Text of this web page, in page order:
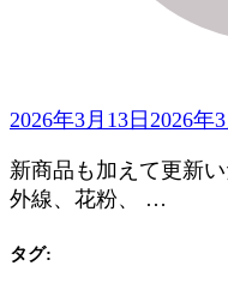
2026年3月13日 2026年
新商品も加えて更新
外線、花粉、 …
タグ: